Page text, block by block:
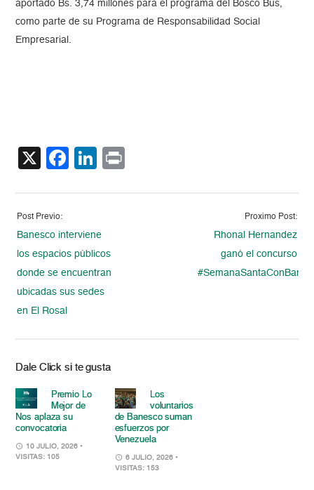
aportado Bs. 3,74 millones para el programa del Bosco Bus,
como parte de su Programa de Responsabilidad Social
Empresarial.
X Facebook
LinkedIn
Post Previo:
Banesco interviene
los espacios públicos
donde se encuentran
ubicadas sus sedes
en El Rosal
Proximo Post:
Rhonal Hernandez
ganó el concurso
Dale Click si te gusta
Premio Lo
Mejor de
Nos aplaza su
convocatoria
10 JULIO, 2026 •
VISITAS: 105
Los
voluntarios
de Banesco suman
esfuerzos por
Venezuela
6 JULIO, 2026 •
VISITAS: 153